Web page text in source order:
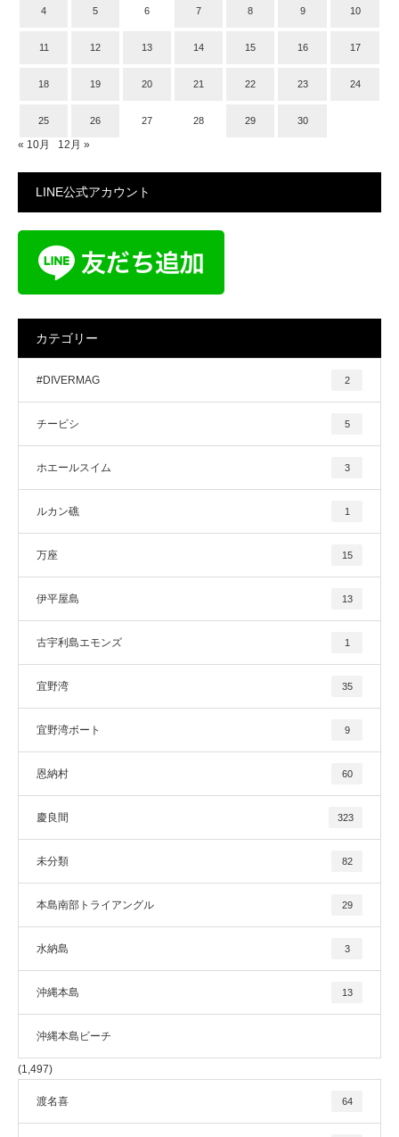
4 5 6 7 8 9 10
11 12 13 14 15 16 17
18 19 20 21 22 23 24
25 26 27 28 29 30
« 10月 12月 »
LINE公式アカウント
カテゴリー
#DIVERMAG 2
チービシ 5
ホエールスイム 3
ルカン礁 1
万座 15
伊平屋島 13
古宇利島エモンズ 1
宜野湾 35
宜野湾ボート 9
恩納村 60
慶良間 323
未分類 82
本島南部トライアングル 29
水納島 3
沖縄本島 13
沖縄本島ビーチ
(1,497)
渡名喜 64